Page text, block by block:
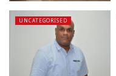
UNCATEGORISED